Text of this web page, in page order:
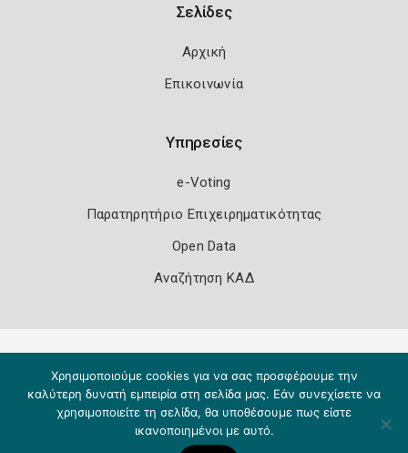
Σελίδες
Αρχική
Επικοινωνία
Υπηρεσίες
e-Voting
Παρατηρητήριο Επιχειρηματικότητας
Open Data
Αναζήτηση ΚΑΔ
Χρησιμοποιούμε cookies για να σας προσφέρουμε την
καλύτερη δυνατή εμπειρία στη σελίδα μας. Εάν συνεχίσετε να
χρησιμοποιείτε τη σελίδα, θα υποθέσουμε πως είστε
ικανοποιημένοι με αυτό.
Copyright 2026 Knowledge A.E.